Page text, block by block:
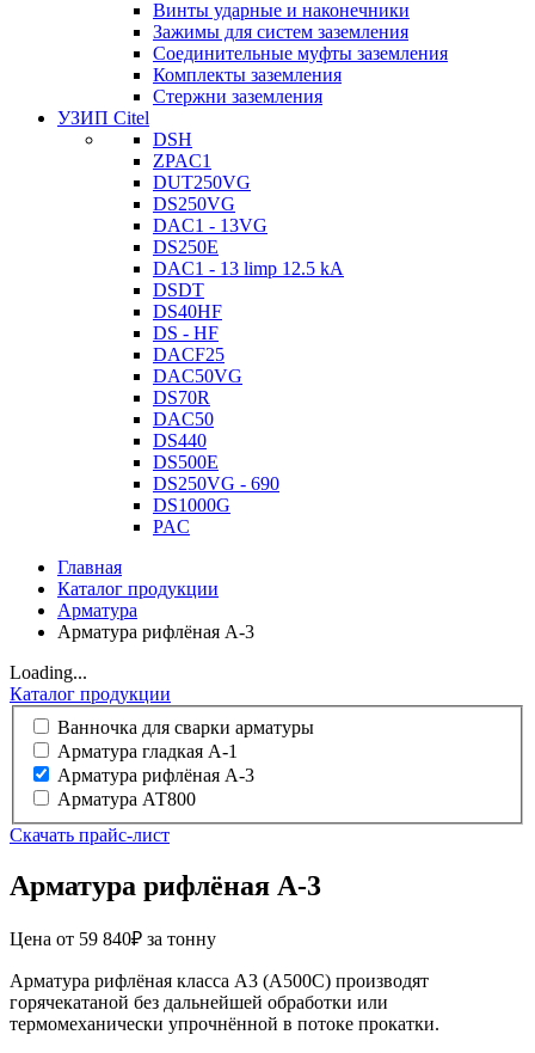
Винты ударные и наконечники
Зажимы для систем заземления
Соединительные муфты заземления
Комплекты заземления
Стержни заземления
УЗИП Citel
DSH
ZPAC1
DUT250VG
DS250VG
DAC1 - 13VG
DS250E
DAC1 - 13 limp 12.5 kA
DSDT
DS40HF
DS - HF
DACF25
DAC50VG
DS70R
DAC50
DS440
DS500E
DS250VG - 690
DS1000G
PAC
Главная
Каталог продукции
Арматура
Арматура рифлёная А-3
Loading...
Каталог продукции
Ванночка для сварки арматуры
Арматура гладкая А-1
Арматура рифлёная А-3
Арматура АТ800
Cкачать прайс-лист
Арматура рифлёная А-3
Цена от 59 840₽ за тонну
Арматура рифлёная класса А3 (А500С) производят
горячекатаной без дальнейшей обработки или
термомеханически упрочнённой в потоке прокатки.